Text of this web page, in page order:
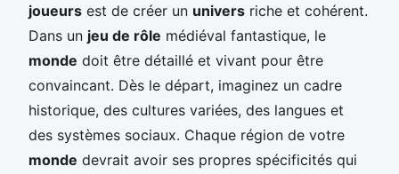
joueurs est de créer un univers riche et cohérent.
Dans un jeu de rôle médiéval fantastique, le
monde doit être détaillé et vivant pour être
convaincant. Dès le départ, imaginez un cadre
historique, des cultures variées, des langues et
des systèmes sociaux. Chaque région de votre
monde devrait avoir ses propres spécificités qui